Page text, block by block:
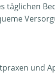
täglichen
und